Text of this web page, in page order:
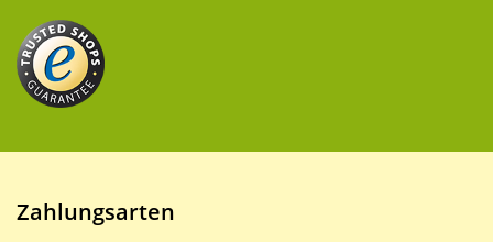
Zahlungsarten